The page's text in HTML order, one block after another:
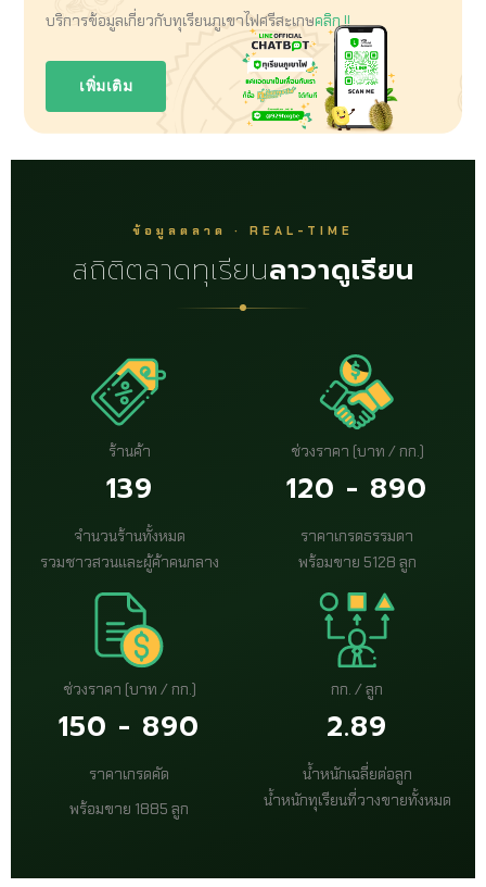
บริการข้อมูลเกี่ยวกับทุเรียนภูเขาไฟศรีสะเกษคลิก !!
เพิ่มเติม
ข้อมูลตลาด · REAL-TIME
สถิติตลาดทุเรียนลาวาดูเรียน
ร้านค้า
139
จำนวนร้านทั้งหมด
รวมชาวสวนและผู้ค้าคนกลาง
ช่วงราคา (บาท / กก.)
120 - 890
ราคาเกรดธรรมดา
พร้อมขาย 5128 ลูก
ช่วงราคา (บาท / กก.)
150 - 890
ราคาเกรดคัด
พร้อมขาย 1885 ลูก
กก. / ลูก
2.89
น้ำหนักเฉลี่ยต่อลูก
น้ำหนักทุเรียนที่วางขายทั้งหมด